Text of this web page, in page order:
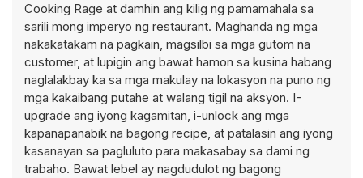
Cooking Rage at damhin ang kilig ng pamamahala sa
sarili mong imperyo ng restaurant. Maghanda ng mga
nakakatakam na pagkain, magsilbi sa mga gutom na
customer, at lupigin ang bawat hamon sa kusina habang
naglalakbay ka sa mga makulay na lokasyon na puno ng
mga kakaibang putahe at walang tigil na aksyon. I-
upgrade ang iyong kagamitan, i-unlock ang mga
kapanapanabik na bagong recipe, at patalasin ang iyong
kasanayan sa pagluluto para makasabay sa dami ng
trabaho. Bawat lebel ay nagdudulot ng bagong